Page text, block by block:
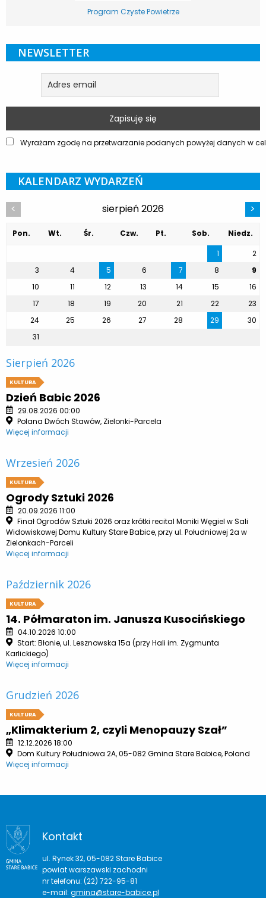
Program Czyste Powietrze
NEWSLETTER
Wyrażam zgodę na przetwarzanie podanych powyżej danych w
KALENDARZ WYDARZEŃ
< sierpień 2026 >
Pon. Wt. Śr. Czw. Pt. Sob.
Niedz.
1
2
3
4 5 6 7 8
9
10
11 12 13 14 15
16
17
18 19 20 21 22
23
24
25 26 27 28 29
30
31
Sierpień 2026
KULTURA
Dzień Babic 2026
29.08.2026 00:00
Polana Dwóch Stawów, Zielonki-Parcela
Więcej informacji
Wrzesień 2026
KULTURA
Ogrody Sztuki 2026
20.09.2026 11:00
Finał Ogrodów Sztuki 2026 oraz krótki recital Moniki Węgiel w Sali
Widowiskowej Domu Kultury Stare Babice, przy ul. Południowej 2a w
Zielonkach-Parceli
Więcej informacji
Październik 2026
KULTURA
14. Półmaraton im. Janusza Kusocińskiego
04.10.2026 10:00
Start: Błonie, ul. Lesznowska 15a (przy Hali im. Zygmunta
Karlickiego)
Więcej informacji
Grudzień 2026
KULTURA
„Klimakterium 2, czyli Menopauzy Szał”
12.12.2026 18:00
Dom Kultury Południowa 2A, 05-082 Gmina Stare Babice, Poland
Więcej informacji
Kontakt
ul. Rynek 32, 05-082 Stare Babice
powiat warszawski zachodni
nr telefonu: (22) 722-95-81
e-mail: gmina@stare-babice.pl